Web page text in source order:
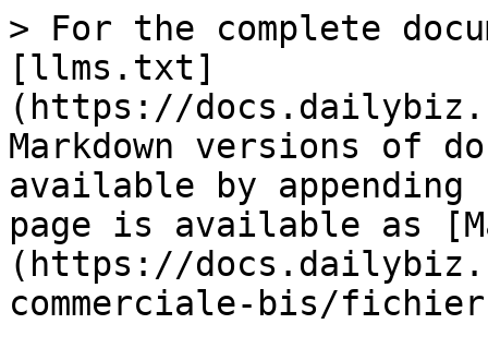
> For the complete
[llms.txt]
(https://
Markdown versions of
available by
page is available as
(https://
commerciale-bis/